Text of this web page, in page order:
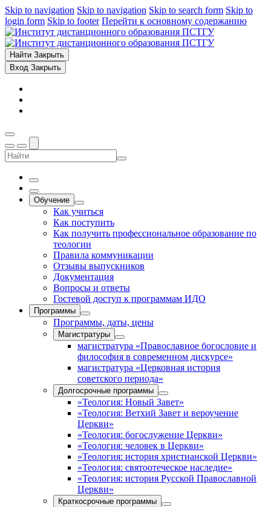
Skip to navigation Skip to navigation Skip to search form Skip to
login form Skip to footer Перейти к основному содержанию
Найти Закрыть
Вход Закрыть
Обучение
Как учиться
Как поступить
Как получить профессиональное образование по
теологии
Правила коммуникации
Отзывы выпускников
Документация
Вопросы и ответы
Гостевой доступ к программам ИДО
Программы
Программы, даты, цены
Магистратуры
магистратура «Православное богословие и
философия в современном дискурсе»
магистратура «Церковная история
советского периода»
Долгосрочные программы
«Теология: Новый Завет»
«Теология: Ветхий Завет и вероучение
Церкви»
«Теология: богослужение Церкви»
«Теология: человек в Церкви»
«Теология: история христианской Церкви»
«Теология: святоотеческое наследие»
«Теология: история Русской Православной
Церкви»
Краткосрочные программы